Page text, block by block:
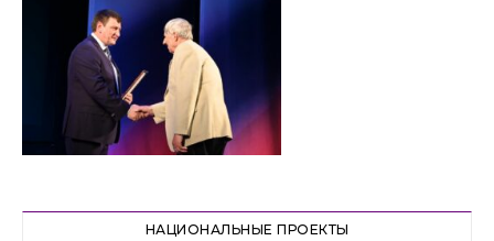
НАЦИОНАЛЬНЫЕ ПРОЕКТЫ